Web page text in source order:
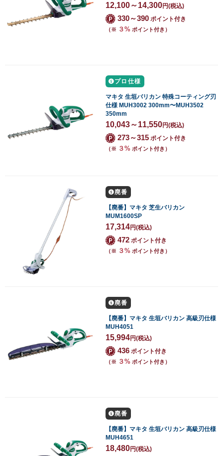
12,100～14,300円(税込)
330～390 ポイント付き
（※ ３% ポイント付き）
プロ仕様
マキタ 生垣バリカン 特殊コーティング刃
仕様 MUH3002 300mm〜MUH3502
350mm
10,043～11,550円(税込)
273～315 ポイント付き
（※ ３% ポイント付き）
廃番
【廃番】マキタ 芝生バリカン
MUM1600SP
17,314円(税込)
472 ポイント付き
（※ ３% ポイント付き）
廃番
【廃番】マキタ 生垣バリカン 高級刃仕様
MUH4051
15,994円(税込)
436 ポイント付き
（※ ３% ポイント付き）
廃番
【廃番】マキタ 生垣バリカン 高級刃仕様
MUH4651
18,480円(税込)